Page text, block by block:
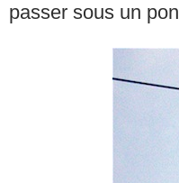
passer sous un